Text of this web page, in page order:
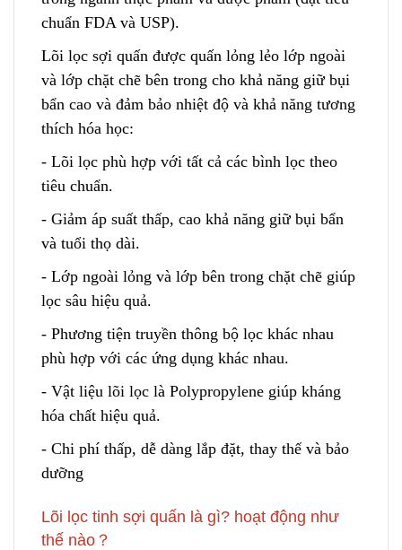
chuẩn FDA và USP).
Lõi lọc sợi quấn được quấn lỏng lẻo lớp ngoài
và lớp chặt chẽ bên trong cho khả năng giữ bụi
bẩn cao và đảm bảo nhiệt độ và khả năng tương
thích hóa học:
- Lõi lọc phù hợp với tất cả các bình lọc theo
tiêu chuẩn.
- Giảm áp suất thấp, cao khả năng giữ bụi bẩn
và tuổi thọ dài.
- Lớp ngoài lỏng và lớp bên trong chặt chẽ giúp
lọc sâu hiệu quả.
- Phương tiện truyền thông bộ lọc khác nhau
phù hợp với các ứng dụng khác nhau.
- Vật liệu lõi lọc là Polypropylene giúp kháng
hóa chất hiệu quả.
- Chi phí thấp, dễ dàng lắp đặt, thay thế và bảo
dưỡng
Lõi lọc tinh sợi quấn là gì? hoạt động như
thế nào？